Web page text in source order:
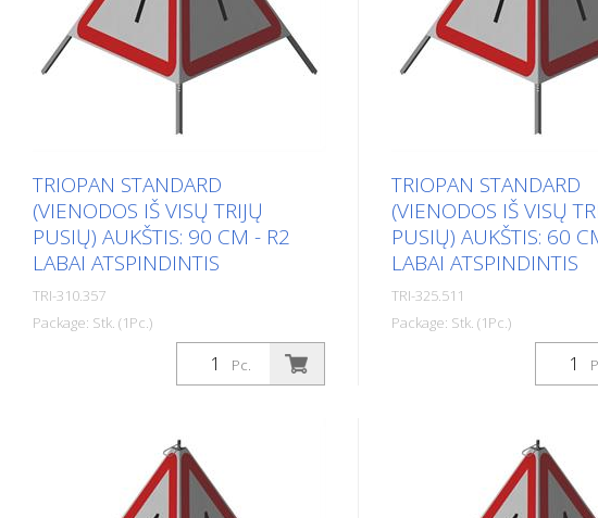
TRIOPAN STANDARD
(VIENODOS IŠ VISŲ TRIJŲ
PUSIŲ) AUKŠTIS: 90 CM - R2
LABAI ATSPINDINTIS
TRI-310.357
Package: Stk. (1Pc.)
Apdaila: R2 - labai atspindinti Aukštis:
90 cm Visose lankstymo signalo
Versija su visiškai atspindinčiu fonu ir
skaidriu signaliniu raudonu
įspėjamuoju trikampiu, kad būtų
Pc.
TRIOPAN STANDARD
(VIENODOS IŠ VISŲ
PUSIŲ) AUKŠTIS: 60
LABAI ATSPINDINTIS
TRI-325.511
Package: Stk. (1Pc.)
Apdaila: R2 - labai
60 cm Visose lankstymo
Versija su visiškai
skaidriu signaliniu raudonu
įspėjamuoju trikampiu, kad